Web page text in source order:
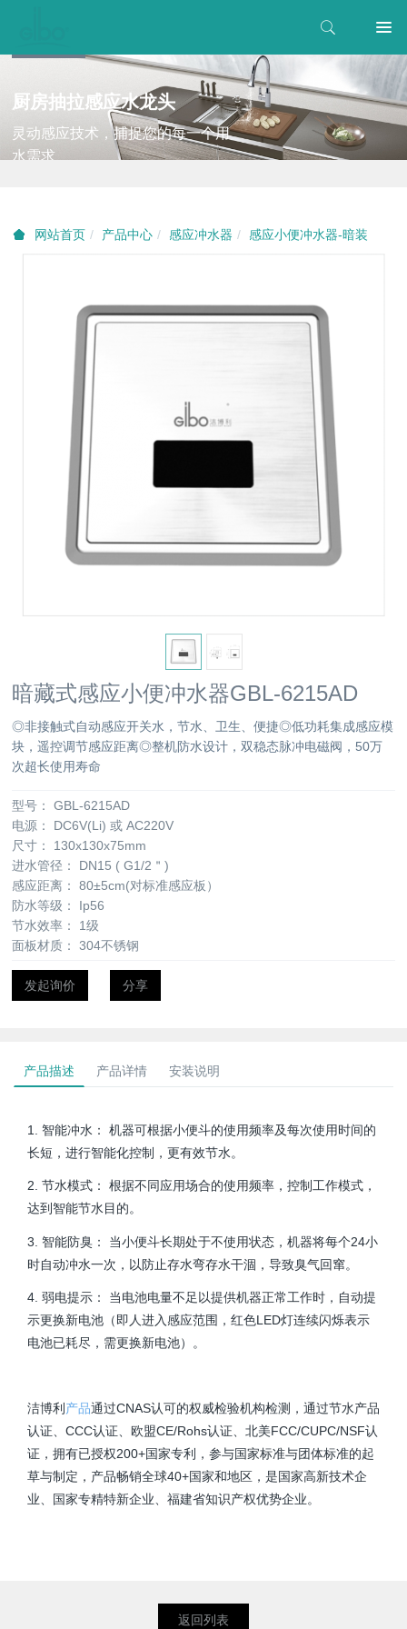
厨房抽拉感应水龙头
灵动感应技术，捕捉您的每一个用
水需求
网站首页 产品中心 感应冲水器 感应小便冲水器-暗装
暗藏式感应小便冲水器GBL-6215AD
◎非接触式自动感应开关水，节水、卫生、便捷◎低功耗集成感应模
块，遥控调节感应距离◎整机防水设计，双稳态脉冲电磁阀，50万
次超长使用寿命
型号：
GBL-6215AD
电源：
DC6V(Li) 或 AC220V
尺寸：
130x130x75mm
进水管径：
DN15 ( G1/2＂)
感应距离：
80±5cm(对标准感应板）
防水等级：
Ip56
节水效率：
1级
面板材质：
304不锈钢
发起询价 分享
产品描述 产品详情 安装说明
1. 智能冲水： 机器可根据小便斗的使用频率及每次使用时间的
长短，进行智能化控制，更有效节水。
2. 节水模式： 根据不同应用场合的使用频率，控制工作模式，
达到智能节水目的。
3. 智能防臭： 当小便斗长期处于不使用状态，机器将每个24小
时自动冲水一次，以防止存水弯存水干涸，导致臭气回窜。
4. 弱电提示： 当电池电量不足以提供机器正常工作时，自动提
示更换新电池（即人进入感应范围，红色LED灯连续闪烁表示
电池已耗尽，需更换新电池）。
洁博利 产品通过CNAS认可的权威检验机构检测，通过节水产品
认证、CCC认证、欧盟CE/Rohs认证、北美FCC/CUPC/NSF认
证，拥有已授权200+国家专利，参与国家标准与团体标准的起
草与制定，产品畅销全球40+国家和地区，是国家高新技术企
业、国家专精特新企业、福建省知识产权优势企业。
返回列表